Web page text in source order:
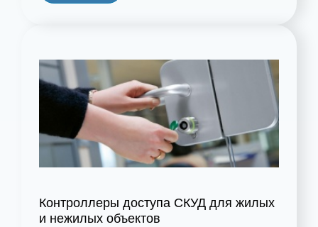
Контроллеры доступа СКУД для жилых
и нежилых объектов